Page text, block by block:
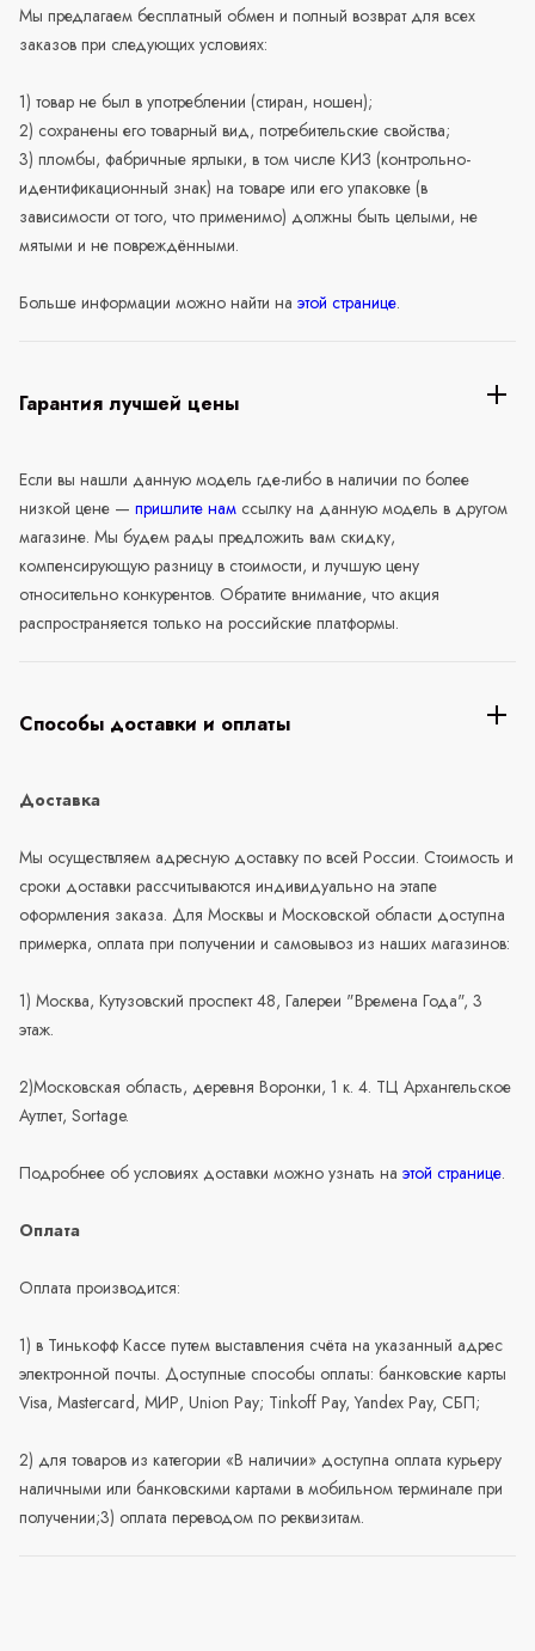
Мы предлагаем бесплатный обмен и полный возврат для всех
заказов при следующих условиях:
1) товар не был в употреблении (стиран, ношен);
2) сохранены его товарный вид, потребительские свойства;
3) пломбы, фабричные ярлыки, в том числе КИЗ (контрольно-
идентификационный знак) на товаре или его упаковке (в
зависимости от того, что применимо) должны быть целыми, не
мятыми и не повреждёнными.
Больше информации можно найти на этой странице.
Гарантия лучшей цены
Если вы нашли данную модель где-либо в наличии по более
низкой цене — пришлите нам ссылку на данную модель в другом
магазине. Мы будем рады предложить вам скидку,
компенсирующую разницу в стоимости, и лучшую цену
относительно конкурентов. Обратите внимание, что акция
распространяется только на российские платформы.
Способы доставки и оплаты
Доставка
Мы осуществляем адресную доставку по всей России. Стоимость и
сроки доставки рассчитываются индивидуально на этапе
оформления заказа. Для Москвы и Московской области доступна
примерка, оплата при получении и самовывоз из наших магазинов:
1) Москва, Кутузовский проспект 48, Галереи "Времена Года", 3
этаж.
2)Московская область, деревня Воронки, 1 к. 4. ТЦ Архангельское
Аутлет, Sortage.
Подробнее об условиях доставки можно узнать на этой странице.
Оплата
Оплата производится:
1) в Тинькофф Кассе путем выставления счёта на указанный адрес
электронной почты. Доступные способы оплаты: банковские карты
Visa, Mastercard, МИР, Union Pay; Tinkoff Pay, Yandex Pay, СБП;
2) для товаров из категории «В наличии» доступна оплата курьеру
наличными или банковскими картами в мобильном терминале при
получении;3) оплата переводом по реквизитам.